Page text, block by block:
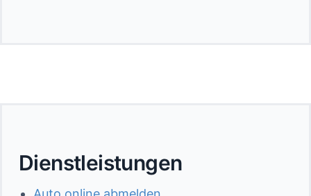
Dienstleistungen